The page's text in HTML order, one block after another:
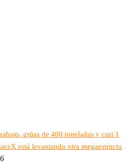
grúas de 400 toneladas y casi 1
está levantando otra megaestructu